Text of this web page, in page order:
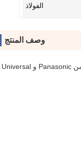
الفولاذ
وصف المنتج
UNIVERSAL PUSHER 30920904، مورد قطع غيار AI عالية الجودة، قطع غيار آلة إدخال المكونات Radial Lead / Axial Lead من Panasonic و Universal